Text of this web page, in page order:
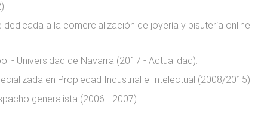
dedicada a la comercialización de joyería y bisutería online
- Universidad de Navarra (2017 - Actualidad).
en Propiedad Industrial e Intelectual (2008/2015).
generalista (2006 - 2007)....